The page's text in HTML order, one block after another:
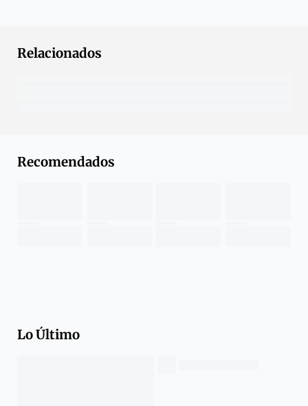
Relacionados
Recomendados
Lo Último